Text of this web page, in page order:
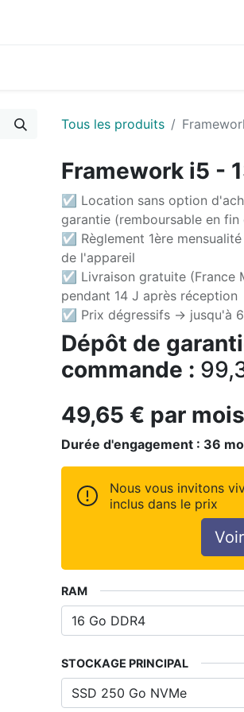
Tous les produits
Framework i5 -
☑ Location sans option
garantie (remboursable en
☑ Règlement 1ère
de l'appareil
☑ Livraison gratuite (France
pendant 14 J après réception
☑ Prix dégressifs -> jusqu'à
Dépôt de
commande :
49,65 € par mois
Durée d'engagement : 36
Nous vous invitons
inclus dans le prix
RAM
STOCKAGE PRINCIPAL